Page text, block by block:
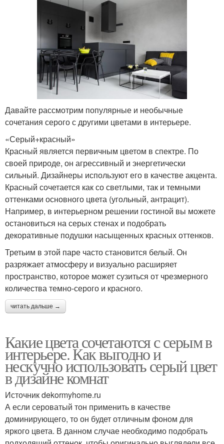
Давайте рассмотрим популярные и необычные
сочетания серого с другими цветами в интерьере.
«Серый+красный»
Красный является первичным цветом в спектре. По
своей природе, он агрессивный и энергетически
сильный. Дизайнеры используют его в качестве акцента.
Красный сочетается как со светлыми, так и темными
оттенками основного цвета (угольный, антрацит).
Например, в интерьерном решении гостиной вы можете
остановиться на серых стенах и подобрать
декоративные подушки насыщенных красных оттенков.
Третьим в этой паре часто становится белый. Он
разряжает атмосферу и визуально расширяет
пространство, которое может сузиться от чрезмерного
количества темно-серого и красного.
читать дальше →
Какие цвета сочетаются с серым в
интерьере. Как выгодно и
нескучно использовать серый цвет
в дизайне комнат
Источник dekormyhome.ru
А если сероватый тон применить в качестве
доминирующего, то он будет отличным фоном для
яркого цвета. В данном случае необходимо подобрать